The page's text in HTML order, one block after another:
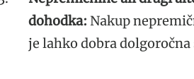
dohodka: Nakup
je lahko dobra